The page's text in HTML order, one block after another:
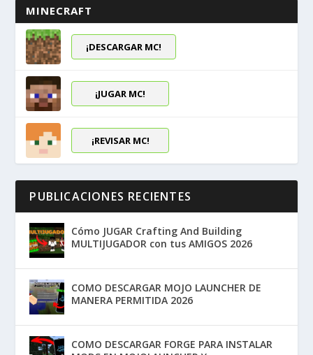
MINECRAFT
¡DESCARGAR MC!
¡JUGAR MC!
¡REVISAR MC!
PUBLICACIONES RECIENTES
Cómo JUGAR Crafting And Building
MULTIJUGADOR con tus AMIGOS 2026
COMO DESCARGAR MOJO LAUNCHER DE
MANERA PERMITIDA 2026
COMO DESCARGAR FORGE PARA INSTALAR